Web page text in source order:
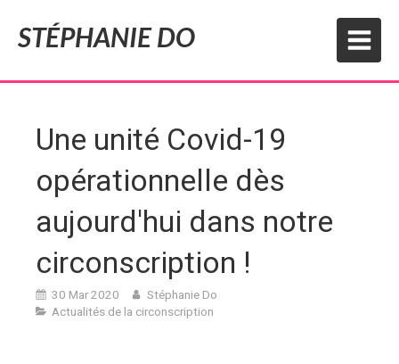
STÉPHANIE DO
Une unité Covid-19
opérationnelle dès
aujourd'hui dans notre
circonscription !
30 Mar 2020
Stéphanie Do
Actualités de la circonscription